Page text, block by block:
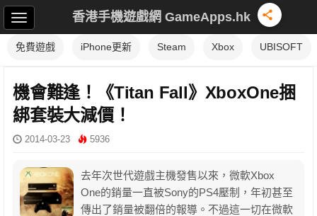
香港手機遊戲網 GameApps.hk
免費遊戲 iPhone更新 Steam Xbox UBISOFT
機會難逢！《Titan Fall》XboxOne捆
綁套裝大減價！
2014-03-23 5936
去年次世代遊戲主機發售以來，微軟Xbox
One的銷量一直被Sony的PS4壓制，年初甚至
傳出了銷量被翻倍的報導。不過這一切在微軟